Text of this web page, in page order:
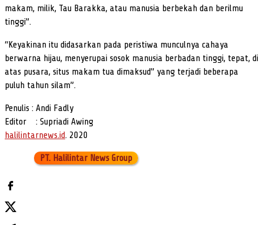
makam, milik, Tau Barakka, atau manusia berbekah dan berilmu
tinggi”.
“Keyakinan itu didasarkan pada peristiwa munculnya cahaya
berwarna hijau, menyerupai sosok manusia berbadan tinggi, tepat, di
atas pusara, situs makam tua dimaksud” yang terjadi beberapa
puluh tahun silam”.
Penulis : Andi Fadly
Editor : Supriadi Awing
halilintarnews.id. 2020
PT. Halilintar News Group